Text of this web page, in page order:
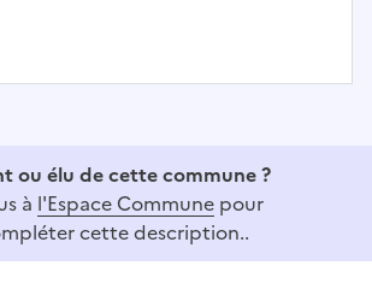
ou élu de cette commune ?
à l'Espace Commune pour
cette description..